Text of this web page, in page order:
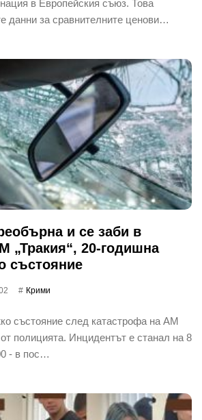
в Европейския съюз. Това
данни за сравнителните ценови…
и се заби в
„Тракия“, 20-годишна
състояние
Крими
състояние след катастрофа на АМ
полицията. Инцидентът е станал на 8
- в пос…